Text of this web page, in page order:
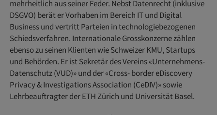
mehrheitlich aus seiner Feder. Nebst Datenrecht (inklusive
DSGVO) berät er Vorhaben im Bereich IT und Digital
Business und vertritt Parteien in technologiebezogenen
Schiedsverfahren. Internationale Grosskonzerne zählen
ebenso zu seinen Klienten wie Schweizer KMU, Startups
und Behörden. Er ist Sekretär des Vereins «Unternehmens-
Datenschutz (VUD)» und der «Cross- border eDiscovery
Privacy & Investigations Association (CeDIV)» sowie
Lehrbeauftragter der ETH Zürich und Universität Basel.